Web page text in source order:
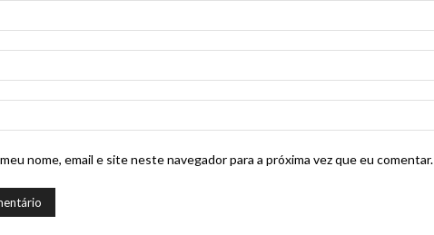
nome, email e site neste navegador para a próxima vez que eu comentar.